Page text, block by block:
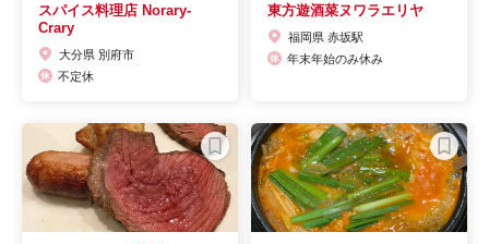
スパイス料理店 Norary-
Crary
大分県 別府市
不定休
東方遊酒菜ヌワラエリヤ
福岡県 赤坂駅
年末年始のみ休み